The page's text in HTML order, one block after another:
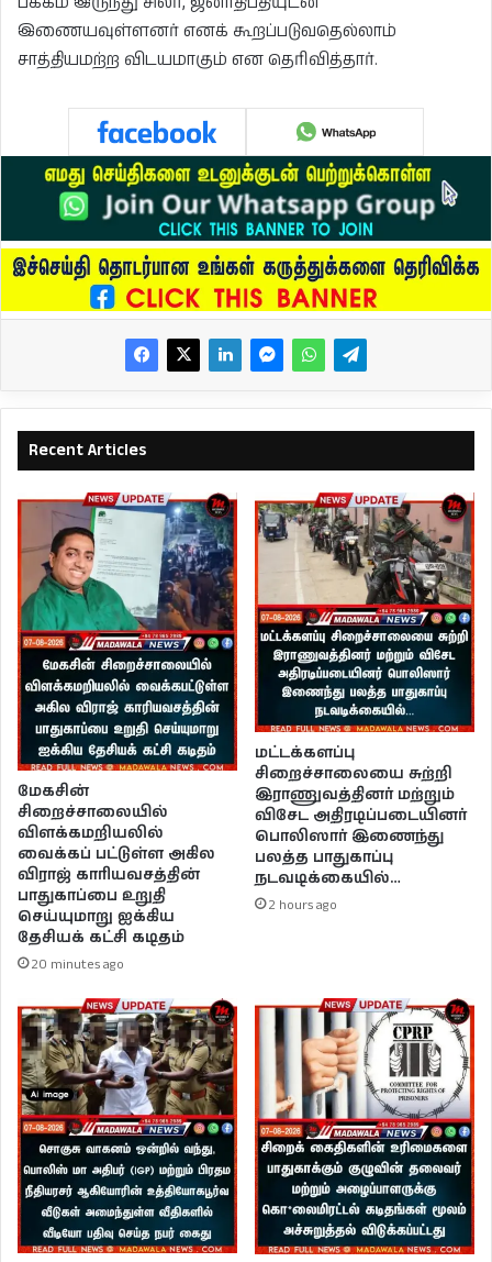
இணையவுள்ளனர் எனக் கூறப்படுவதெல்லாம்
சாத்தியமற்ற விடயமாகும் என தெரிவித்தார்.
Recent Articles
மேகசின்
சிறைச்சாலையில்
விளக்கமறியலில்
வைக்கப் பட்டுள்ள அகில
விராஜ் காரியவசத்தின்
பாதுகாப்பை உறுதி
செய்யுமாறு ஐக்கிய
தேசியக் கட்சி கடிதம்
20 minutes ago
மட்டக்களப்பு
சிறைச்சாலையை சுற்றி
இராணுவத்தினர் மற்றும்
விசேட அதிரடிப்படையினர்
பொலிஸார் இணைந்து
பலத்த பாதுகாப்பு
நடவடிக்கையில்…
2 hours ago